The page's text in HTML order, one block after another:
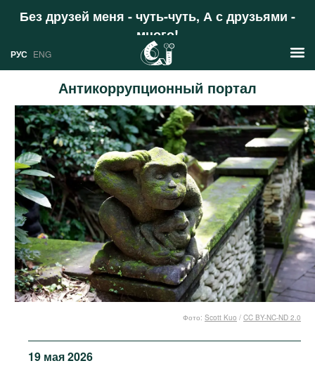
Без друзей меня - чуть-чуть, А с друзьями -
много!
Поддержать
РУС ENG
Антикоррупционный портал
РУС
ENG
Новости
Аналитика
Профили
Стран
Международных организаций
Ресурсы
Литература
Сайты
Документы международных
организаций
Подкасты
О проекте
19 мая 2026
Фото: Scott Kuo / CC BY-NC-ND 2.0